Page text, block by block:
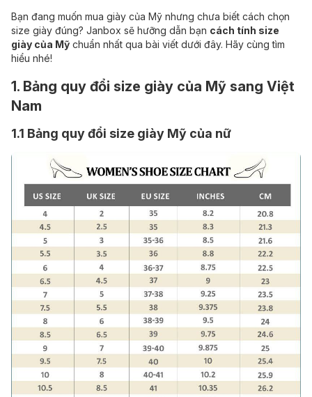
Bạn đang muốn mua giày của Mỹ nhưng chưa biết cách chọn
size giày đúng? Janbox sẽ hưỡng dẫn bạn cách tính size
giày của Mỹ chuẩn nhất qua bài viết dưới đây. Hãy cùng tìm
hiểu nhé!
1. Bảng quy đổi size giày của Mỹ sang Việt
Nam
1.1 Bảng quy đổi size giày Mỹ của nữ